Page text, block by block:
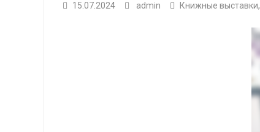
15.07.2024 admin Книжные выставки,